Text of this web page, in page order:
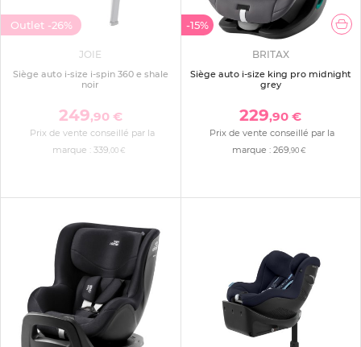
Outlet -26%
JOIE
Siège auto i-size i-spin 360 e shale
noir
249,90 €
Prix de vente conseillé par la
marque : 339 ,00 €
-15%
BRITAX
Siège auto i-size king pro midnight
grey
229,90 €
Prix de vente conseillé par la
marque : 269 ,90 €